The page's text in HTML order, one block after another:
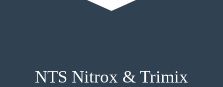
NTS Nitrox & Trimix